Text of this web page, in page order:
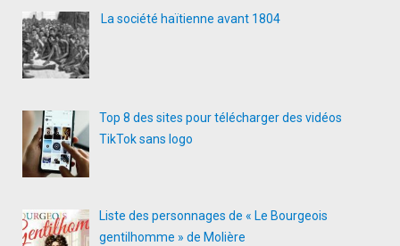
La société haïtienne avant 1804
Top 8 des sites pour télécharger des vidéos
TikTok sans logo
Liste des personnages de « Le Bourgeois
gentilhomme » de Molière